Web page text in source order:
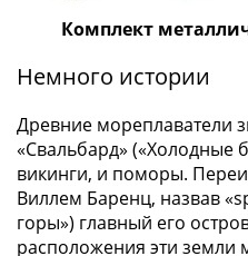
Победы
ВОВ
75
лет
Победы
Комплект
Немного истории
Древние мореплаватели
«Свальбард» («Холодные
викинги, и поморы.
Виллем Баренц, назвав
горы») главный его
расположения эти земли
Получить